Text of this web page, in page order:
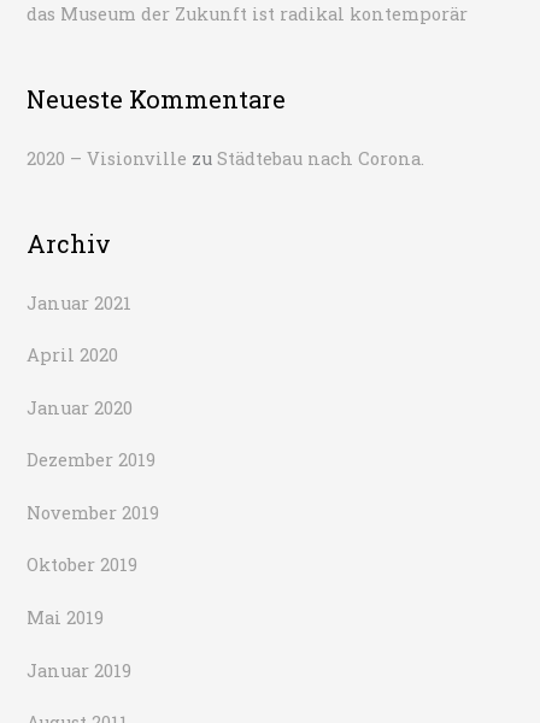
das Museum der Zukunft ist radikal kontemporär
Neueste Kommentare
2020 – Visionville zuStädtebau nach Corona.
Archiv
Januar 2021
April 2020
Januar 2020
Dezember 2019
November 2019
Oktober 2019
Mai 2019
Januar 2019